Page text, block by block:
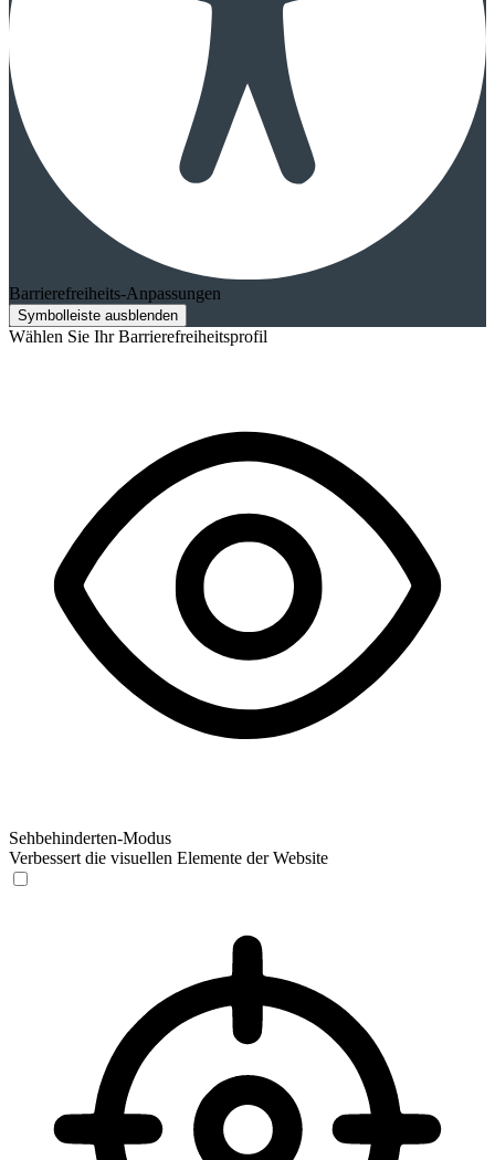
Barrierefreiheits-Anpassungen
Symbolleiste ausblenden
Wählen Sie Ihr Barrierefreiheitsprofil
Sehbehinderten-Modus
Verbessert die visuellen Elemente der Website